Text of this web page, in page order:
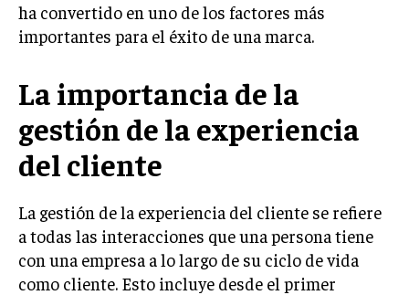
LIFESTYLE
MARKETING
ESTRATEGIAS DE MARKETING
AGENCIAS DE MARKETING
VENTA DE ENLACES
MARKETING DIGITAL
ha convertido en uno de los factores más
importantes para el éxito de una marca.
La importancia de la
gestión de la experiencia
del cliente
La gestión de la experiencia del cliente se refiere
a todas las interacciones que una persona tiene
con una empresa a lo largo de su ciclo de vida
como cliente. Esto incluye desde el primer